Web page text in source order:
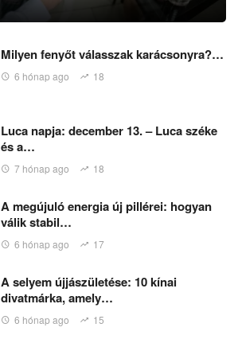
Milyen fenyőt válasszak karácsonyra?…
6 hónap ago 18
Luca napja: december 13. – Luca széke
és a…
7 hónap ago 18
A megújuló energia új pillérei: hogyan
válik stabil…
6 hónap ago 17
A selyem újjászületése: 10 kínai
divatmárka, amely…
6 hónap ago 15